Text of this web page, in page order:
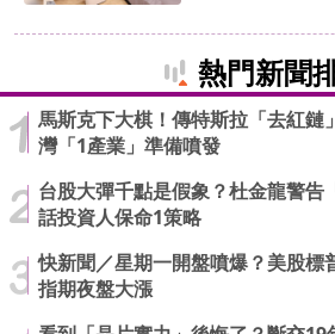
熱門新聞
馬斯克下大棋！傳特斯拉「去紅
灣「1產業」準備噴發
台股大彈千點是假象？杜金龍警
話投資人保命1策略
快新聞／星期一開盤噴爆？美股
指期夜盤大漲